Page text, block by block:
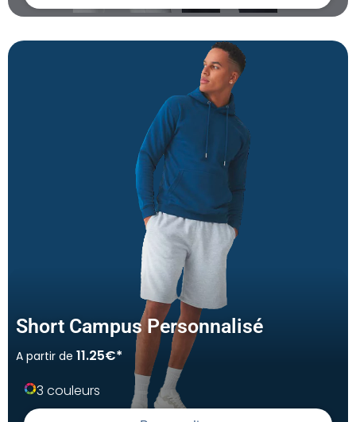
Short Campus Personnalisé
A partir de 11.25€*
3 couleurs